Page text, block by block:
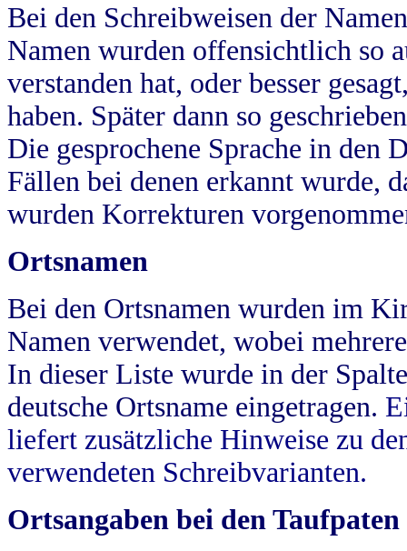
Bei den Schreibweisen der
Namen wurden offensichtlich so
verstanden hat, oder besser
haben. Später dann so
Die gesprochene Sprache in
Fällen bei denen erkannt wurde,
wurden Korrekturen
Ortsnamen
Bei den Ortsnamen wurden im
Namen verwendet, wobei
In dieser Liste wurde in der
deutsche Ortsname eingetragen.
liefert zusätzliche Hinweise zu
verwendeten Schreibvarianten.
Ortsangaben bei den Taufpaten